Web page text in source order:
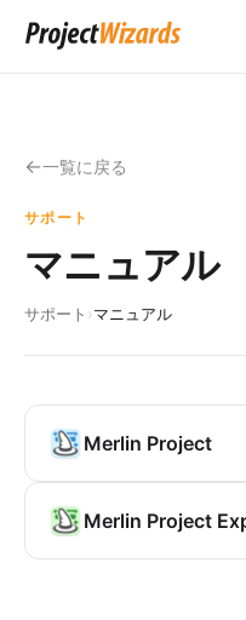
一覧に戻る
サポート
マニュアル
サポート ›マニュアル
Merlin Project
Merlin Project